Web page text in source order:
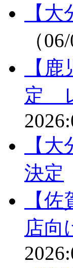
【
（
【
定
【
決定
【
店